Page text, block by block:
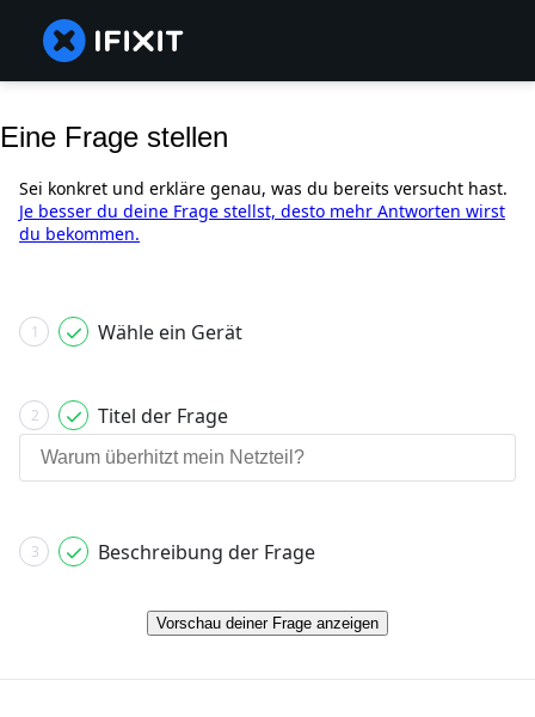
Eine Frage stellen
Sei konkret und erkläre genau, was du bereits versucht hast.
Je besser du deine Frage stellst, desto mehr Antworten wirst
du bekommen.
1 Wähle ein Gerät
2 Titel der Frage
3 Beschreibung der Frage
Vorschau deiner Frage anzeigen